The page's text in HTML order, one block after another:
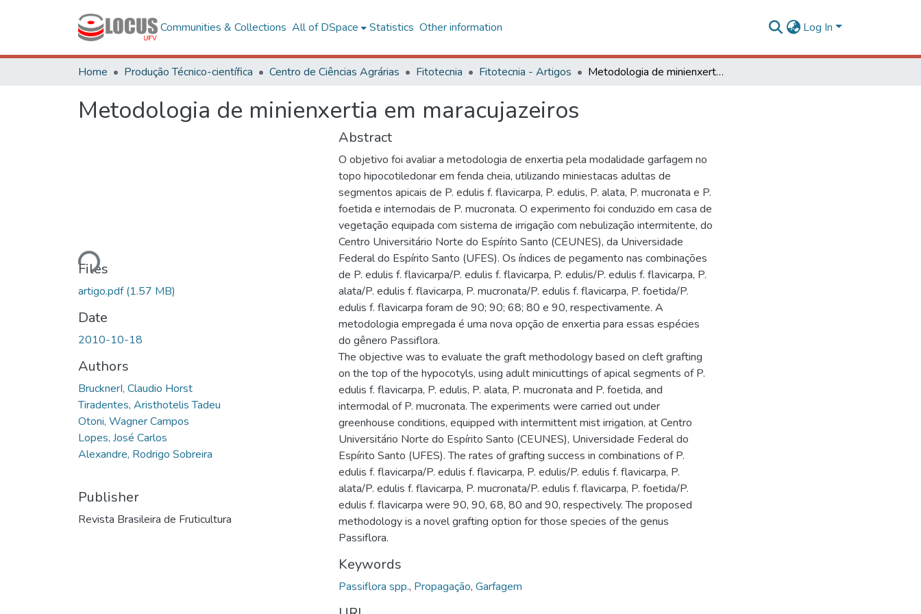
Communities & Collections All of DSpace Statistics Other information Log In
Home Produção Técnico-científica Centro de Ciências Agrárias Fitotecnia Fitotecnia - Artigos Metodologia de minienxertia em maracujazeiros
Metodologia de minienxertia em maracujazeiros
Loading...
Files
artigo.pdf(1.57 MB)
Date
2010-10-18
Authors
BrucknerI, Claudio Horst
Tiradentes, Aristhotelis Tadeu
Otoni, Wagner Campos
Lopes, José Carlos
Alexandre, Rodrigo Sobreira
Publisher
Revista Brasileira de Fruticultura
Abstract
O objetivo foi avaliar a metodologia de enxertia pela modalidade garfagem no
topo hipocotiledonar em fenda cheia, utilizando miniestacas adultas de
segmentos apicais de P. edulis f. flavicarpa, P. edulis, P. alata, P. mucronata e P.
foetida e internodais de P. mucronata. O experimento foi conduzido em casa de
vegetação equipada com sistema de irrigação com nebulização intermitente, do
Centro Universitário Norte do Espírito Santo (CEUNES), da Universidade
Federal do Espírito Santo (UFES). Os índices de pegamento nas combinações
de P. edulis f. flavicarpa/P. edulis f. flavicarpa, P. edulis/P. edulis f. flavicarpa, P.
alata/P. edulis f. flavicarpa, P. mucronata/P. edulis f. flavicarpa, P. foetida/P.
edulis f. flavicarpa foram de 90; 90; 68; 80 e 90, respectivamente. A
metodologia empregada é uma nova opção de enxertia para essas espécies
do gênero Passiflora.
The objective was to evaluate the graft methodology based on cleft grafting
on the top of the hypocotyls, using adult minicuttings of apical segments of P.
edulis f. flavicarpa, P. edulis, P. alata, P. mucronata and P. foetida, and
intermodal of P. mucronata. The experiments were carried out under
greenhouse conditions, equipped with intermittent mist irrigation, at Centro
Universitário Norte do Espírito Santo (CEUNES), Universidade Federal do
Espírito Santo (UFES). The rates of grafting success in combinations of P.
edulis f. flavicarpa/P. edulis f. flavicarpa, P. edulis/P. edulis f. flavicarpa, P.
alata/P. edulis f. flavicarpa, P. mucronata/P. edulis f. flavicarpa, P. foetida/P.
edulis f. flavicarpa were 90, 90, 68, 80 and 90, respectively. The proposed
methodology is a novel grafting option for those species of the genus
Passiflora.
Keywords
Passiflora spp., Propagação, Garfagem